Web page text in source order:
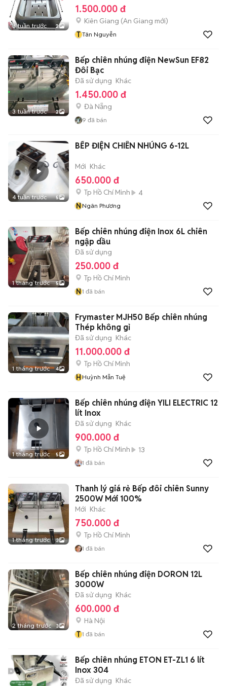
3 tuần trước 2
1.500.000 đ
Kiên Giang (An Giang mới)
T Tân Nguyễn
3 tuần trước 2
Bếp chiên nhúng điện NewSun EF82
Đôi Bạc
Đã sử dụng Khác
1.450.000 đ
Đà Nẵng
9 đã bán
4 tuần trước 5
BẾP ĐIỆN CHIÊN NHÚNG 6-12L
Mới Khác
650.000 đ
Tp Hồ Chí Minh
4
NNgân Phương
1 tháng trước 5
Bếp chiên nhúng điện Inox 6L chiên
ngập dầu
Đã sử dụng
250.000 đ
Tp Hồ Chí Minh
N1 đã bán
1 tháng trước 4
Frymaster MJH50 Bếp chiên nhúng
Thép không gỉ
Đã sử dụng Khác
11.000.000 đ
Tp Hồ Chí Minh
HHuỳnh Mẫn Tuệ
1 tháng trước 5
Bếp chiên nhúng điện YILI ELECTRIC 12
lít Inox
Đã sử dụng Khác
900.000 đ
Tp Hồ Chí Minh 13
1 đã bán
1 tháng trước 3
Thanh lý giá rẻ Bếp đôi chiên Sunny
2500W Mới 100%
Mới Khác
750.000 đ
Tp Hồ Chí Minh
1 đã bán
2 tháng trước 3
Bếp chiên nhúng điện DORON 12L
3000W
Đã sử dụng Khác
600.000 đ
Hà Nội
T 1 đã bán
Bếp chiên nhúng ETON ET-ZL1 6 lít
Inox 304
Đã sử dụng Khác